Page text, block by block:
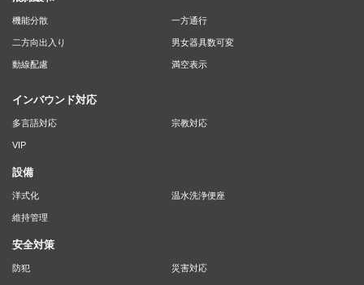
機能分散 一方通行
二方向出入り 男女器具数可変
動線配慮 満空表示
インバウンド対応
多言語対応 宗教対応
VIP
設備
洋式化 温水洗浄便座
維持管理
安全対策
防犯 災害対応